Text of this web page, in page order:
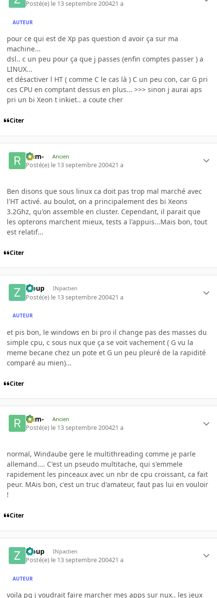
Posté(e) le 13 septembre 200421 a
AUTEUR
pour ce qui est de Xp pas question d avoir ça sur ma
machine...
dsl.. c un peu pour ça que j passes (enfin comptes passer ) a
LINUX...
et désactiver l HT ( comme C le cas là ) C un peu con, car G pri
ces CPU en comptant dessus en plus... >>> sinon j aurai aps
pri un bi Xeon t inkiet.. a coute cher
Citer
-rem- Ancien
Posté(e) le 13 septembre 200421 a
Ben disons que sous linux ca doit pas trop mal marché avec
l'HT activé. au boulot, on a principalement des bi Xeons
3.2Ghz, qu'on assemble en cluster. Cependant, il parait que
les opterons marchent mieux, tests a l'appuis...Mais bon, tout
est relatif...
Citer
Zloup INpactien
Posté(e) le 13 septembre 200421 a
AUTEUR
et pis bon, le windows en bi pro il change pas des masses du
simple cpu, c sous nux que ça se voit vachement ( G vu la
meme becane chez un pote et G un peu pleuré de la rapidité
comparé au mien)...
Citer
-rem- Ancien
Posté(e) le 13 septembre 200421 a
normal, Windaube gere le multithreading comme je parle
allemand.... C'est un pseudo multitache, qui s'emmele
rapidement les pinceaux avec un nbr de cpu croissant, ca fait
peur. MAis bon, c'est un truc d'amateur, faut pas lui en vouloir
!
Citer
Zloup INpactien
Posté(e) le 13 septembre 200421 a
AUTEUR
voila pq j voudrait faire marcher mes apps sur nux.. les jeux